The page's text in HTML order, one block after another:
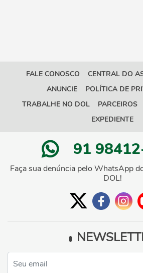
FALE CONOSCO CENTRAL DO
ANUNCIE
POLÍTICA DE
TRABALHE NO DOL
PARCEIROS
EXPEDIENTE
91
Faça sua denúncia pelo WhatsApp
DOL!